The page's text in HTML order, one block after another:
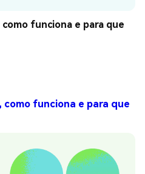
funciona e para que
como funciona e para que